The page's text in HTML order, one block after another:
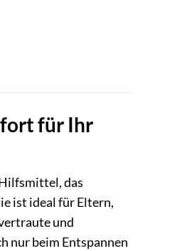
für Ihr
das
ist ideal für Eltern,
und
nur beim Entspannen